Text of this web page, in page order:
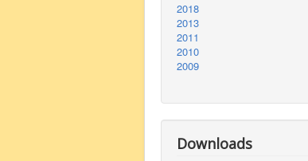
2018
2013
2011
2010
2009
Downloads